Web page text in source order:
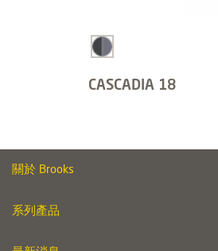
CASCADIA 18
關於 Brooks
系列產品